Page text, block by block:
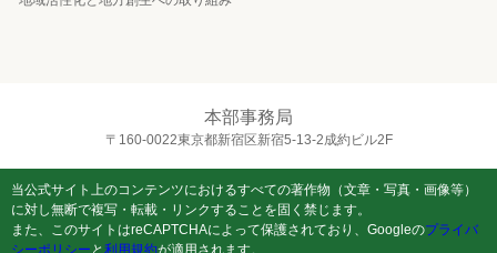
本部事務局
〒160-0022東京都新宿区新宿5-13-2成約ビル2F
当公式サイト上のコンテンツにおけるすべての著作物（文章・写真・画像等）
に対し無断で複写・転載・リンクすることを固く禁じます。
また、このサイトはreCAPTCHAによって保護されており、Googleのプライバ
シーポリシー と 利用規約が適用されます。